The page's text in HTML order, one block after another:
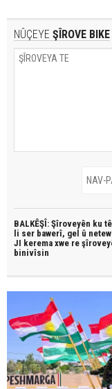
NÛÇEYE ŞÎROVE BIKE
BALKÊŞÎ: Şîroveyên ku
li ser bawerî, gel û
JI kerema xwe re
binivîsin